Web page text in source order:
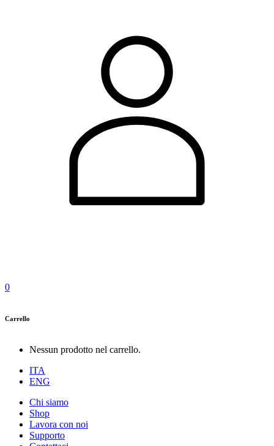
0
Carrello
Nessun prodotto nel carrello.
ITA
ENG
Chi siamo
Shop
Lavora con noi
Supporto